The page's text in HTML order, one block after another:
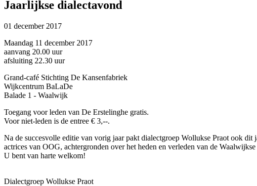
Jaarlijkse dialectavond
01 december 2017
Maandag 11 december 2017
aanvang 20.00 uur
afsluiting 22.30 uur
Grand-café Stichting De Kansenfabriek
Wijkcentrum BaLaDe
Balade 1 - Waalwijk
Toegang voor leden van De Erstelinghe gratis.
Voor niet-leden is de entree € 3,--.
Na de succesvolle editie van vorig jaar pakt dialectgroep Wollukse Praot ook
actrices van OOG, achtergronden over het heden en verleden van de
U bent van harte welkom!
Dialectgroep Wollukse Praot